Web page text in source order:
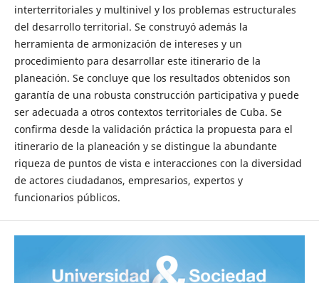
interterritoriales y multinivel y los problemas estructurales
del desarrollo territorial. Se construyó además la
herramienta de armonización de intereses y un
procedimiento para desarrollar este itinerario de la
planeación. Se concluye que los resultados obtenidos son
garantía de una robusta construcción participativa y puede
ser adecuada a otros contextos territoriales de Cuba. Se
confirma desde la validación práctica la propuesta para el
itinerario de la planeación y se distingue la abundante
riqueza de puntos de vista e interacciones con la diversidad
de actores ciudadanos, empresarios, expertos y
funcionarios públicos.